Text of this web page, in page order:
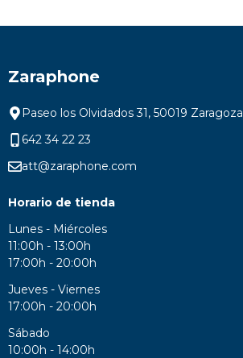
Zaraphone
Paseo los Olvidados 31, 50019 Zaragoza
642 34 22 23
att@zaraphone.com
Horario de tienda
Lunes - Miércoles
11:00h - 13:00h
17:00h - 20:00h
Jueves - Viernes
17:00h - 20:00h
Sábado
10:00h - 14:00h